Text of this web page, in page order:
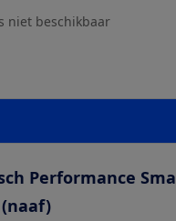
niet beschikbaar
Performance